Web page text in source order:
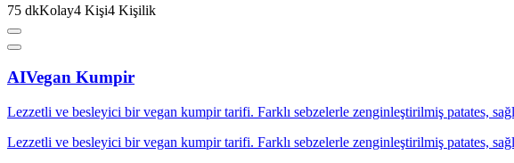
75 dkKolay4 Kişi4 Kişilik
AIVegan Kumpir
Lezzetli ve besleyici bir vegan kumpir tarifi. Farklı sebzelerle zenginleştirilmiş patates,
Lezzetli ve besleyici bir vegan kumpir tarifi. Farklı sebzelerle zenginleştirilmiş patates,